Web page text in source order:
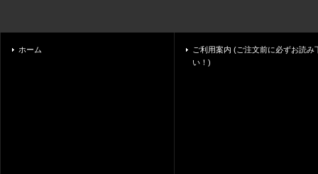
ホーム
ご利用案内 (ご注文前に必ずお読み
い！)